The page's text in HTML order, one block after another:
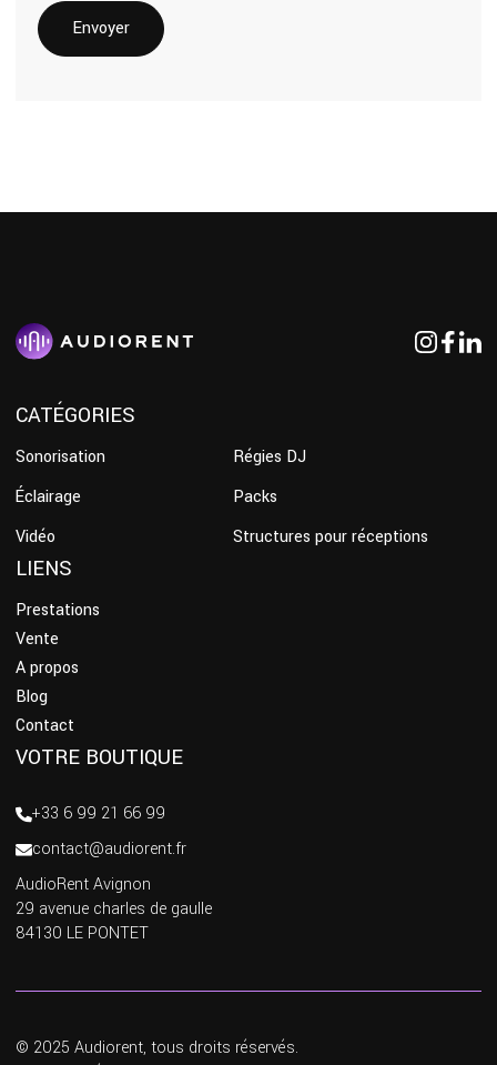
CATÉGORIES
Sonorisation
Régies DJ
Éclairage
Packs
Vidéo
Structures pour réceptions
LIENS
Prestations
Vente
A propos
Blog
Contact
VOTRE BOUTIQUE
+33 6 99 21 66 99
contact@audiorent.fr
AudioRent Avignon
29 avenue charles de gaulle
84130 LE PONTET
© 2025 Audiorent, tous droits réservés.